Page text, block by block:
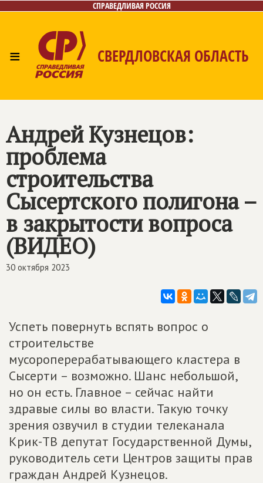
СПРАВЕДЛИВАЯ РОССИЯ
≡ СВЕРДЛОВСКАЯ ОБЛАСТЬ
Контакты
Андрей Кузнецов:
проблема
строительства
Сысертского полигона –
в закрытости вопроса
(ВИДЕО)
30 октября 2023
Успеть повернуть вспять вопрос о
строительстве
мусороперерабатывающего кластера в
Сысерти – возможно. Шанс небольшой,
но он есть. Главное – сейчас найти
здравые силы во власти. Такую точку
зрения озвучил в студии телеканала
Крик-ТВ депутат Государственной Думы,
руководитель сети Центров защиты прав
граждан Андрей Кузнецов.